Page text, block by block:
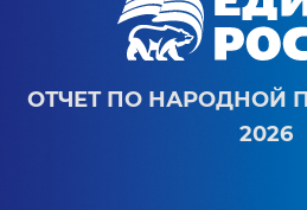
ОТЧЕТ ПО НАРОДНОЙ
2026